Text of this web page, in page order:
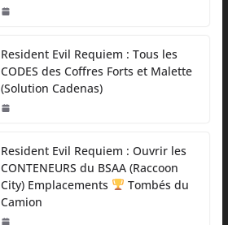
Resident Evil Requiem : Tous les
CODES des Coffres Forts et Malette
(Solution Cadenas)
Resident Evil Requiem : Ouvrir les
CONTENEURS du BSAA (Raccoon
City) Emplacements
Tombés du
Camion